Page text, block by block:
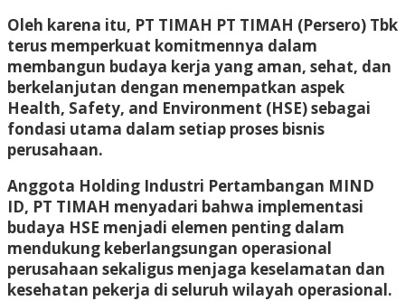
Oleh karena itu, PT TIMAH PT TIMAH (Persero) Tbk
terus memperkuat komitmennya dalam
membangun budaya kerja yang aman, sehat, dan
berkelanjutan dengan menempatkan aspek
Health, Safety, and Environment (HSE) sebagai
fondasi utama dalam setiap proses bisnis
perusahaan.
Anggota Holding Industri Pertambangan MIND
ID, PT TIMAH menyadari bahwa implementasi
budaya HSE menjadi elemen penting dalam
mendukung keberlangsungan operasional
perusahaan sekaligus menjaga keselamatan dan
kesehatan pekerja di seluruh wilayah operasional.